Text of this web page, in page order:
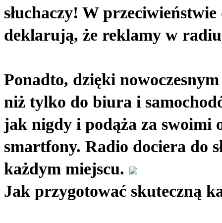
słuchaczy! W
deklarują, że reklamy w
Ponadto, dzięki
niż tylko do biura i
jak nigdy i podąża za swoimi
smartfony. Radio dociera do
każdym miejscu.
Jak przygotować skuteczną